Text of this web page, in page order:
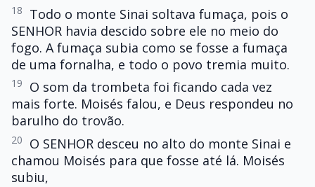
18
Todo o monte Sinai soltava fumaça, pois o
SENHOR havia descido sobre ele no meio do
fogo. A fumaça subia como se fosse a fumaça
de uma fornalha, e todo o povo tremia muito.
19
O som da trombeta foi ficando cada vez
mais forte. Moisés falou, e Deus respondeu no
barulho do trovão.
20
O SENHOR desceu no alto do monte Sinai e
chamou Moisés para que fosse até lá. Moisés
subiu,